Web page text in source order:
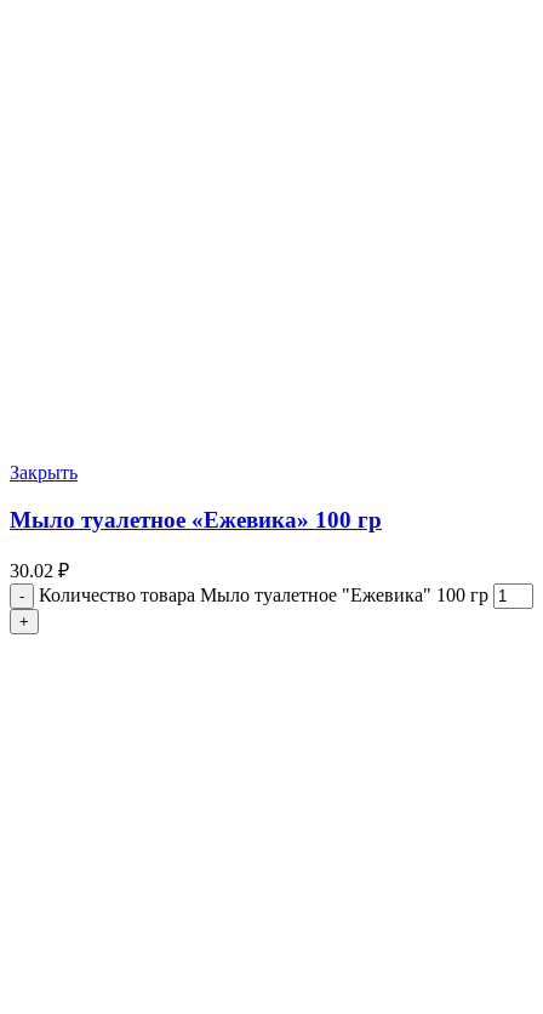
Закрыть
Мыло туалетное «Ежевика» 100 гр
30.02 ₽
Количество товара Мыло туалетное "Ежевика" 100 гр